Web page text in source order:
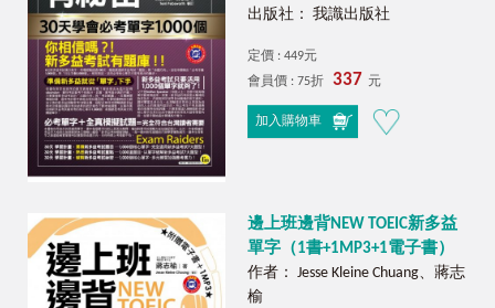
出版社： 我識出版社
定價 : 449元
會員價 : 75折
337 元
加入購物車
邊上班邊背NEW TOEIC新多益
單字（1書+1MP3+1電子書）
作者： Jesse Kleine Chuang、蔣志
榆